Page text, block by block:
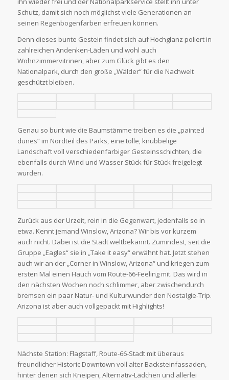
Schutz, damit sich noch möglichst viele Generationen an
seinen Regenbogenfarben erfreuen können.
Denn dieses bunte Gestein findet sich auf Hochglanz poliert in
zahlreichen Andenken-Läden und wohl auch
Wohnzimmervitrinen, aber zum Glück gibt es den
Nationalpark, durch den große „Wälder“ für die Nachwelt
geschützt bleiben.
Genau so bunt wie die Baumstämme treiben es die „painted
dunes“ im Nordteil des Parks, eine tolle, knubbelige
Landschaft voll verschiedenfarbiger Gesteinsschichten, die
ebenfalls durch Wind und Wasser Stück für Stück freigelegt
wurden.
Zurück aus der Urzeit, rein in die Gegenwart, jedenfalls so in
etwa. Kennt jemand Winslow, Arizona? Wir bis vor kurzem
auch nicht. Dabei ist die Stadt weltbekannt. Zumindest, seit die
Gruppe „Eagles“ sie in „Take it easy“ erwähnt hat. Jetzt stehen
auch wir an der „Corner in Winslow, Arizona“ und kriegen zum
ersten Mal einen Hauch vom Route-66-Feeling mit. Das wird in
den nächsten Wochen noch schlimmer, aber zwischendurch
bremsen ein paar Natur- und Kulturwunder den Nostalgie-Trip.
Arizona ist aber auch vollgepackt mit Highlights!
Nächste Station: Flagstaff, Route-66-Stadt mit überaus
freundlicher Historic Downtown voll alter Backsteinfassaden,
hinter denen sich Kneipen, Alternativ-Lädchen und allerlei